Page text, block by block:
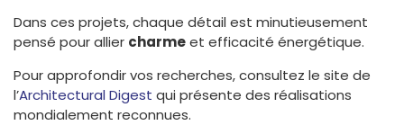
Dans ces projets, chaque détail est minutieusement
pensé pour allier charmeet efficacité énergétique.
Pour approfondir vos recherches, consultez le site de
l’Architectural Digest qui présente des réalisations
mondialement reconnues.